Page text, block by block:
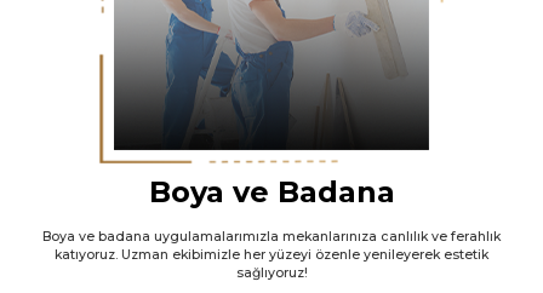
Boya ve Badana
Boya ve badana uygulamalarımızla mekanlarınıza canlılık ve ferahlık
katıyoruz. Uzman ekibimizle her yüzeyi özenle yenileyerek estetik
sağlıyoruz!